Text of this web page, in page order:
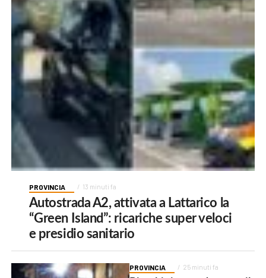
PROVINCIA 13 minuti fa
Autostrada A2, attivata a Lattarico la
“Green Island”: ricariche super veloci
e presidio sanitario
PROVINCIA 25 minuti fa